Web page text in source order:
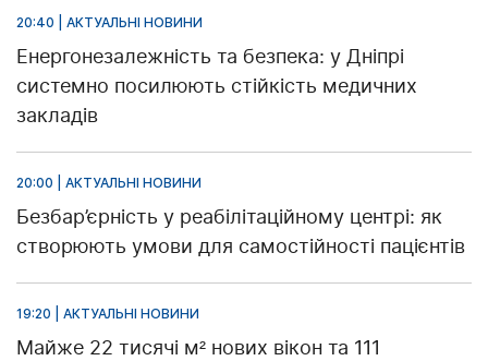
20:40 | АКТУАЛЬНІ НОВИНИ
Енергонезалежність та безпека: у Дніпрі
системно посилюють стійкість медичних
закладів
20:00 | АКТУАЛЬНІ НОВИНИ
Безбар’єрність у реабілітаційному центрі: як
створюють умови для самостійності пацієнтів
19:20 | АКТУАЛЬНІ НОВИНИ
Майже 22 тисячі м² нових вікон та 111